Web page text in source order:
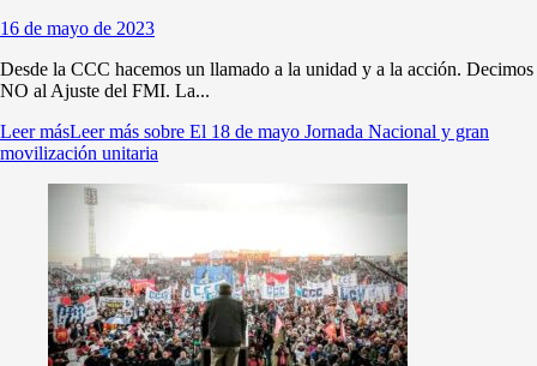
16 de mayo de 2023
Desde la CCC hacemos un llamado a la unidad y a la acción. Decimos
NO al Ajuste del FMI. La...
Leer másLeer más sobre El 18 de mayo Jornada Nacional y gran
movilización unitaria